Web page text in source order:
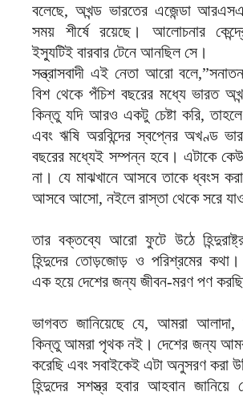
বলেছে, অখন্ড ভারতের এজেন্ডা
সময় শীর্ষে রয়েছে। আলোচনার
ইস্যুটিই বারবার টেনে আনছিল সে।
সন্ত্রাসবাদী এই নেতা আরো বলে,”সনাতন
বিশ থেকে পঁচিশ বছরের মধ্যে ভারত
কিন্তু যদি আরও একটু চেষ্টা করি, তাহলে
এবং ঋষি অরবিন্দের স্বপ্নের অখণ্ড
বছরের মধ্যেই সম্পন্ন হবে। এটাকে
না। যে মাঝখানে আসবে তাকে ধ্বংস করা
আসবে আসো, নইলে রাস্তা থেকে সরে
তার বক্তব্যে আরো ফুটে উঠে
হিন্দুদের তোড়জোড় ও পরিশ্রমের
এক হয়ে দেশের জন্য জীবন-মরণ পণ
ভাগবত জানিয়েছে যে, আমরা আলাদা,
কিন্তু আমরা পৃথক নই। দেশের জন্য
করেছি এবং সবাইকেই এটা অনুসরণ করা
হিন্দুদের সশস্ত্র হবার আহবান